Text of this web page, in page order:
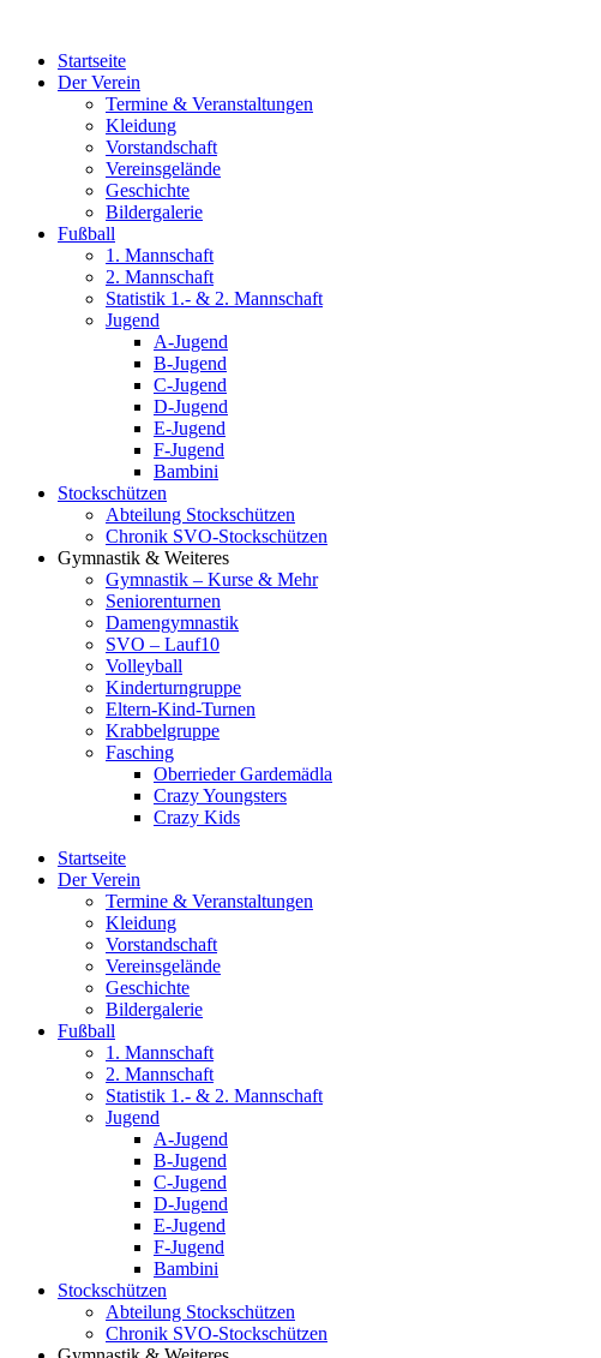
wechselnStartseite
Der Verein
Termine & Veranstaltungen
Kleidung
Vorstandschaft
Vereinsgelände
Geschichte
Bildergalerie
Fußball
1. Mannschaft
2. Mannschaft
Statistik 1.- & 2. Mannschaft
Jugend
A-Jugend
B-Jugend
C-Jugend
D-Jugend
E-Jugend
F-Jugend
Bambini
Stockschützen
Abteilung Stockschützen
Chronik SVO-Stockschützen
Gymnastik & Weiteres
Gymnastik – Kurse & Mehr
Seniorenturnen
Damengymnastik
SVO – Lauf10
Volleyball
Kinderturngruppe
Eltern-Kind-Turnen
Krabbelgruppe
Fasching
Oberrieder Gardemädla
Crazy Youngsters
Crazy Kids
Startseite
Der Verein
Termine & Veranstaltungen
Kleidung
Vorstandschaft
Vereinsgelände
Geschichte
Bildergalerie
Fußball
1. Mannschaft
2. Mannschaft
Statistik 1.- & 2. Mannschaft
Jugend
A-Jugend
B-Jugend
C-Jugend
D-Jugend
E-Jugend
F-Jugend
Bambini
Stockschützen
Abteilung Stockschützen
Chronik SVO-Stockschützen